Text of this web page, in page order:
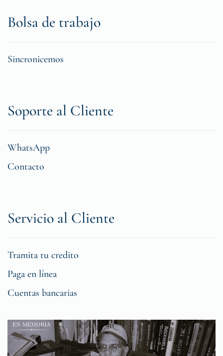
Bolsa de trabajo
Sincronicemos
Soporte al Cliente
WhatsApp
Contacto
Servicio al Cliente
Tramita tu credito
Paga en línea
Cuentas bancarias